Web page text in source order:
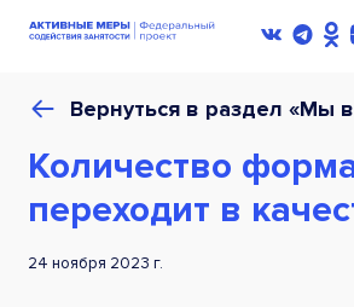
Вернуться в раздел «Мы
Количество
переходит в
24 ноября 2023 г.